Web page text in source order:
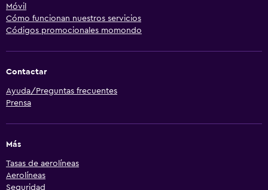
Móvil
Cómo funcionan nuestros servicios
Códigos promocionales momondo
Contactar
Ayuda/Preguntas frecuentes
Prensa
Más
Tasas de aerolíneas
Aerolíneas
Seguridad